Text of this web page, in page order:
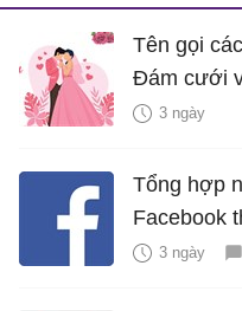
Tên gọi
Đám cưới
là bao
3 ngày
Tổng hợp
Facebook
3 ngày